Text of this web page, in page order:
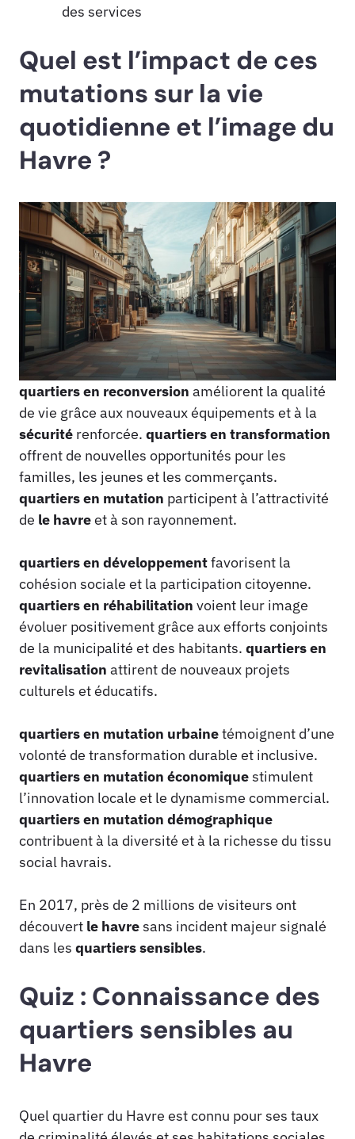
des services
Quel est l’impact de ces
mutations sur la vie
quotidienne et l’image du
Havre ?
quartiers en reconversion améliorent la qualité
de vie grâce aux nouveaux équipements et à la
sécurité renforcée. quartiers en transformation
offrent de nouvelles opportunités pour les
familles, les jeunes et les commerçants.
quartiers en mutation participent à l’attractivité
de le havreet à son rayonnement.
quartiers en développementfavorisent la
cohésion sociale et la participation citoyenne.
quartiers en réhabilitation voient leur image
évoluer positivement grâce aux efforts conjoints
de la municipalité et des habitants. quartiers en
revitalisation attirent de nouveaux projets
culturels et éducatifs.
quartiers en mutation urbainetémoignent d’une
volonté de transformation durable et inclusive.
quartiers en mutation économiquestimulent
l’innovation locale et le dynamisme commercial.
quartiers en mutation démographique
contribuent à la diversité et à la richesse du tissu
social havrais.
En 2017, près de 2 millions de visiteurs ont
découvert le havresans incident majeur signalé
dans les quartiers sensibles.
Quiz : Connaissance des
quartiers sensibles au
Havre
Quel quartier du Havre est connu pour ses taux